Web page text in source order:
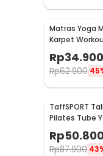
Matras Yoga
Karpet
PVC 173x61cm
Rp34.900
Rp62.900
TaffSPORT
Pilates Tube
Do It 11 Set - R11
Rp50.800
Rp87.900